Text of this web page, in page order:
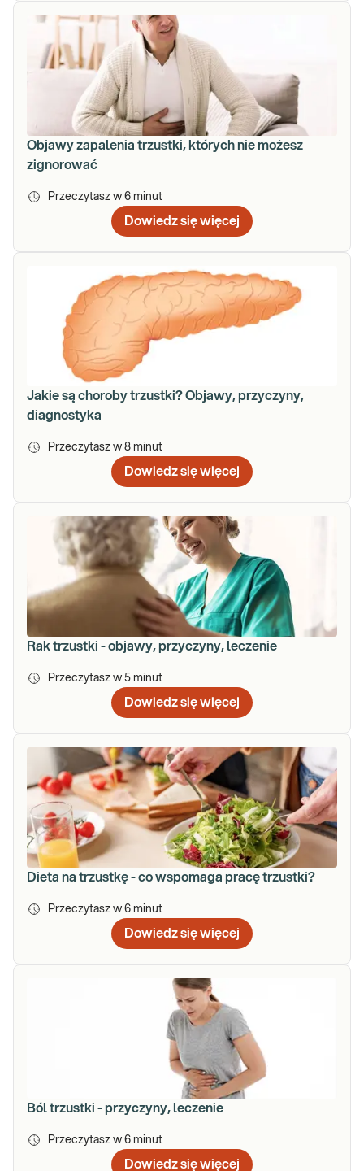
Objawy zapalenia trzustki, których nie możesz
zignorować
Przeczytasz w 6 minut
Dowiedz się więcej
Jakie są choroby trzustki? Objawy, przyczyny,
diagnostyka
Przeczytasz w 8 minut
Dowiedz się więcej
Rak trzustki - objawy, przyczyny, leczenie
Przeczytasz w 5 minut
Dowiedz się więcej
Dieta na trzustkę - co wspomaga pracę trzustki?
Przeczytasz w 6 minut
Dowiedz się więcej
Ból trzustki - przyczyny, leczenie
Przeczytasz w 6 minut
Dowiedz się więcej